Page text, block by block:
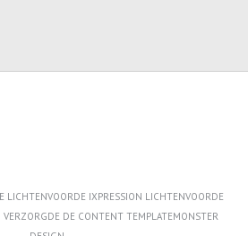
LICHTENVOORDE IXPRESSION LICHTENVOORDE
VERZORGDE DE CONTENT TEMPLATEMONSTER